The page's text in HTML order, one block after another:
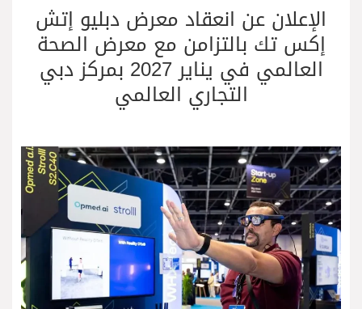
إطلالة شعت وجهة سياحية جديدة وإبهار ساحر على بحر العرب والطبيعة الخلابة في ظفار
الإعلان عن انعقاد معرض دبليو إتش
إكس تك بالتزامن مع معرض الصحة
العالمي في يناير 2027 بمركز دبي
التجاري العالمي